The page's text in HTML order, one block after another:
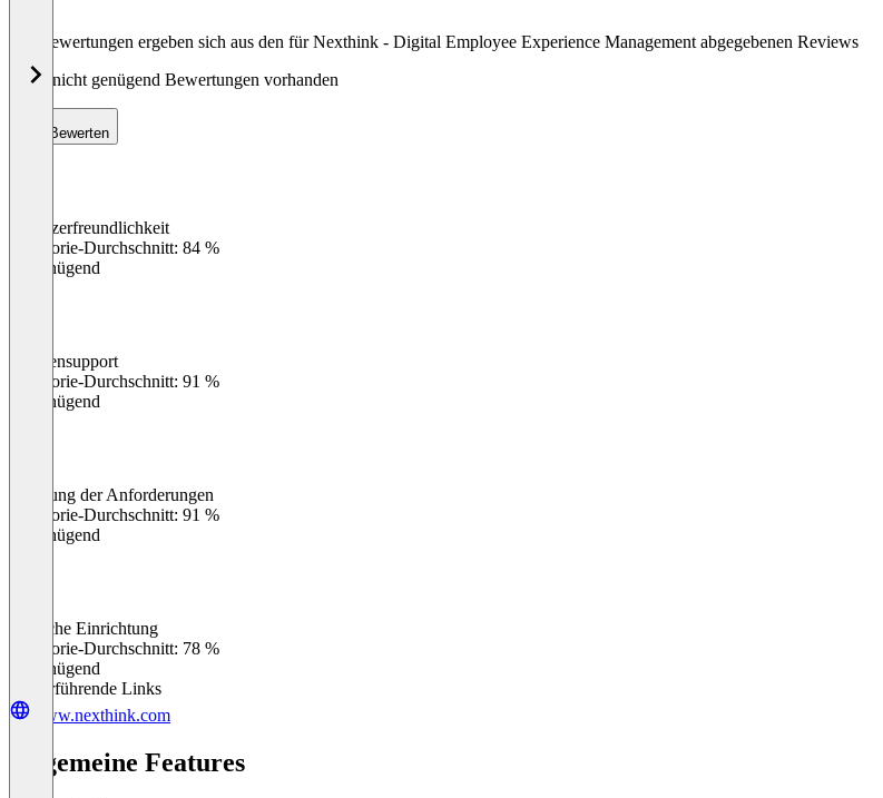
Die Bewertungen ergeben sich aus den für Nexthink - Digital Employee Experience Management abgegebenen Reviews
Noch nicht genügend Bewertungen vorhanden
Bewerten
Benutzerfreundlichkeit
Kategorie-Durchschnitt: 84 %
Ungenügend
Kundensupport
Kategorie-Durchschnitt: 91 %
Ungenügend
Erfüllung der Anforderungen
Kategorie-Durchschnitt: 91 %
Ungenügend
Einfache Einrichtung
Kategorie-Durchschnitt: 78 %
Ungenügend
Weiterführende Links
www.nexthink.com
Allgemeine Features